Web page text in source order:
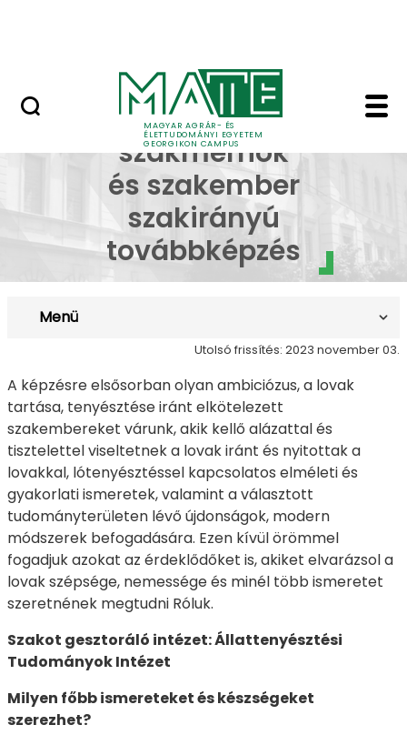
MAGYAR AGRÁR- ÉS
ÉLETTUDOMÁNYI EGYETEM
GEORGIKON CAMPUS
Lótenyésztő
Lótenyésztő
szakmérnök
és szakember
szakirányú
továbbképzés
Menü
Utolsó frissítés: 2023 november 03.
A képzésre elsősorban olyan ambiciózus, a lovak
tartása, tenyésztése iránt elkötelezett
szakembereket várunk, akik kellő alázattal és
tisztelettel viseltetnek a lovak iránt és nyitottak a
lovakkal, lótenyésztéssel kapcsolatos elméleti és
gyakorlati ismeretek, valamint a választott
tudományterületen lévő újdonságok, modern
módszerek befogadására. Ezen kívül örömmel
fogadjuk azokat az érdeklődőket is, akiket elvarázsol a
lovak szépsége, nemessége és minél több ismeretet
szeretnének megtudni Róluk.
Szakot gesztoráló intézet: Állattenyésztési
Tudományok Intézet
Milyen főbb ismereteket és készségeket
szerezhet?